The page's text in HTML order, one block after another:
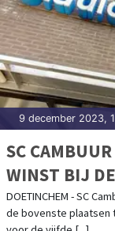
9 december 2023,
SC
WINST BIJ
DOETINCHEM - SC
de bovenste plaatsen